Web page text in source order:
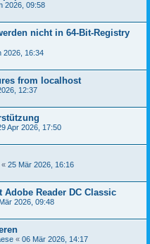
2026, 09:58
nicht in 64-Bit-Registry
2026, 16:34
from localhost
12:37
Apr 2026, 17:50
« 25 Mär 2026, 16:16
Reader DC Classic
2026, 09:48
« 06 Mär 2026, 14:17